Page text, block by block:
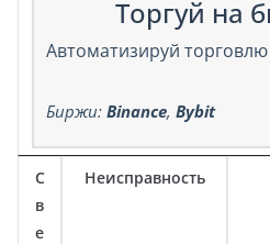
Торгуй на
Автоматизируй
Биржи: Binance, Bybit
С
в
е
Неисправность